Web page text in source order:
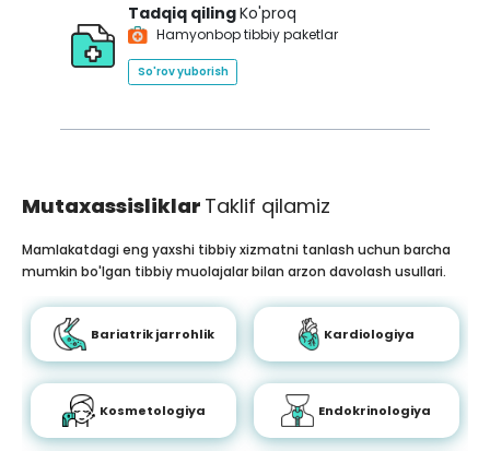
Tadqiq qilingKo'proq
Hamyonbop tibbiy paketlar
So'rov yuborish
Mutaxassisliklar Taklif qilamiz
Mamlakatdagi eng yaxshi tibbiy xizmatni tanlash uchun barcha
mumkin bo'lgan tibbiy muolajalar bilan arzon davolash usullari.
Bariatrik jarrohlik Kardiologiya
Kosmetologiya Endokrinologiya